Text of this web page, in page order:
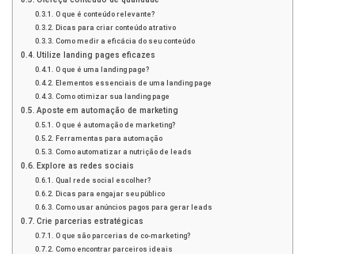
O que é conteúdo relevante?
Dicas para criar conteúdo atrativo
Como medir a eficácia do seu conteúdo
Utilize landing pages eficazes
O que é uma landing page?
Elementos essenciais de uma landing page
Como otimizar sua landing page
Aposte em automação de marketing
O que é automação de marketing?
Ferramentas para automação
Como automatizar a nutrição de leads
Explore as redes sociais
Qual rede social escolher?
Dicas para engajar seu público
Como usar anúncios pagos para gerar leads
Crie parcerias estratégicas
O que são parcerias de co-marketing?
Como encontrar parceiros ideais